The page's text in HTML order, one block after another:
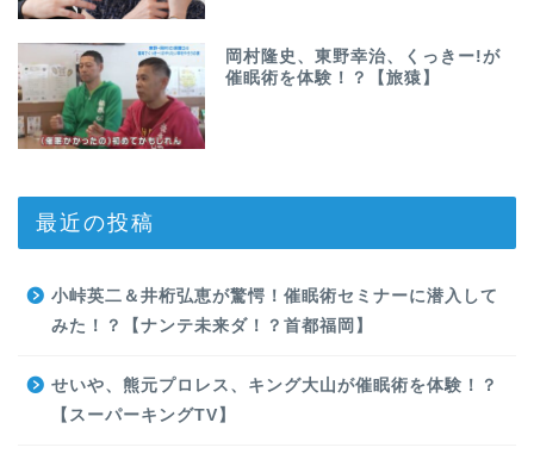
岡村隆史、東野幸治、くっきー!が
催眠術を体験！？【旅猿】
最近の投稿
小峠英二＆井桁弘恵が驚愕！催眠術セミナーに潜入して
みた！？【ナンテ未来ダ！？首都福岡】
せいや、熊元プロレス、キング大山が催眠術を体験！？
【スーパーキングTV】